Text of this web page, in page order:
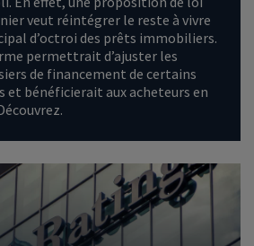
veut réintégrer le reste à vivre
d’octroi des prêts immobiliers.
permettrait d’ajuster les
de financement de certains
et bénéficierait aux acheteurs en
Lire l'article